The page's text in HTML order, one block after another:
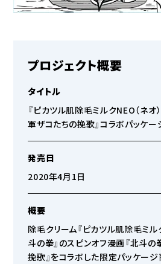
プロジェクト概要
タイトル
『ピカツル肌除毛ミルクNEO（ネオ
軍ザコたちの挽歌』コラボパッケー
発売日
2020年4月1日
概要
除毛クリーム『ピカツル肌除毛ミル
斗の拳』のスピンオフ漫画『北斗
挽歌』をコラボした限定パッケー